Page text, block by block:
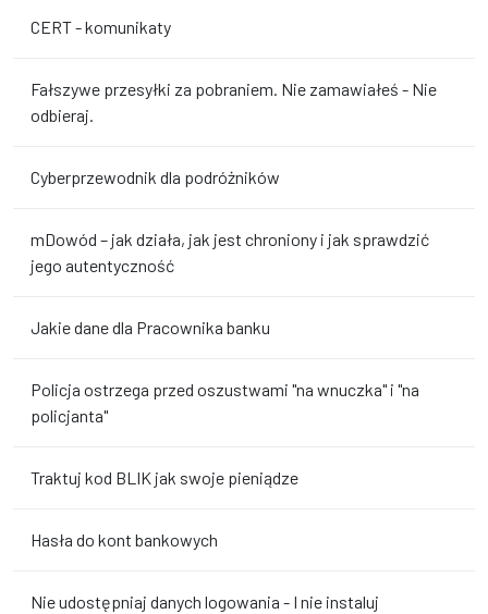
CERT - komunikaty
Fałszywe przesyłki za pobraniem. Nie zamawiałeś - Nie
odbieraj.
Cyberprzewodnik dla podróżników
mDowód – jak działa, jak jest chroniony i jak sprawdzić
jego autentyczność
Jakie dane dla Pracownika banku
Policja ostrzega przed oszustwami "na wnuczka" i "na
policjanta"
Traktuj kod BLIK jak swoje pieniądze
Hasła do kont bankowych
Nie udostępniaj danych logowania - I nie instaluj